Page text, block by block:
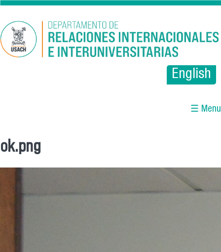
Pasar al contenido principal
English
☰ Menu
Se encuentra usted aquí
ok.png